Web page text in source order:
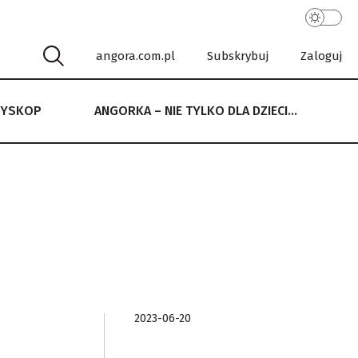
angora.com.pl Subskrybuj Zaloguj
ANGORKA – NIE TYLKO DLA DZIECI…
NIE TYLKO DLA DZIECI…
2023-06-20